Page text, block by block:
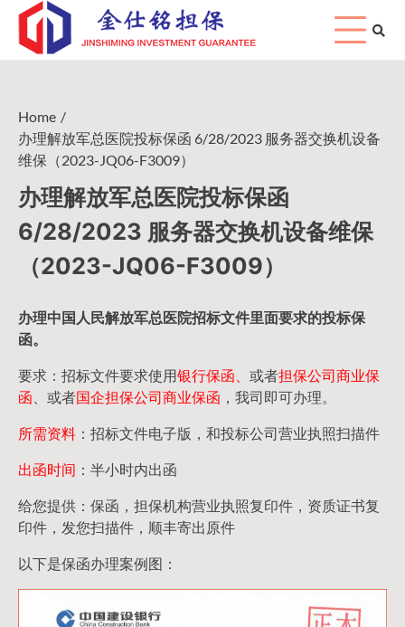
Skip
content
Home
办理解放军总医院投标保函 6/28/2023 服务器交换机设备
维保（2023-JQ06-F3009）
办理解放军总医院投标保函
6/28/2023 服务器交换机设备维保
（2023-JQ06-F3009）
办理中国人民解放军总医院招标文件里面要求的投标保
函。
要求：招标文件要求使用银行保函、 或者担保公司商业保
函 、或者国企担保公司商业保函 ，我司即可办理。
所需资料 ：招标文件电子版，和投标公司营业执照扫描件
出函时间 ：半小时内出函
给您提供：保函，担保机构营业执照复印件，资质证书复
印件，发您扫描件，顺丰寄出原件
以下是保函办理案例图：